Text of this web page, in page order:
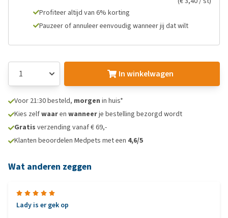
Profiteer altijd van 6% korting
Pauzeer of annuleer eenvoudig wanneer jij dat wilt
In winkelwagen
Voor 21:30 besteld, morgen in huis*
Kies zelfwaaren wanneerje bestelling bezorgd wordt
Gratis verzending vanaf € 69,-
Klanten beoordelen Medpets met een 4,6/5
Wat anderen zeggen
Lady is er gek op